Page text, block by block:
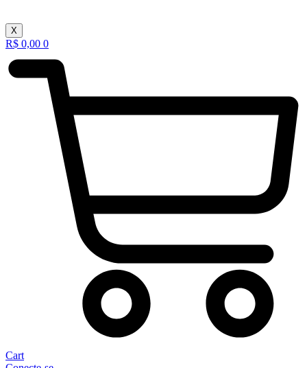
X
R$ 0,00 0
Cart